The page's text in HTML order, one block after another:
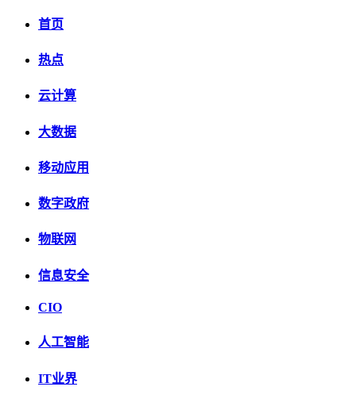
首页
热点
云计算
大数据
移动应用
数字政府
物联网
信息安全
CIO
人工智能
IT业界